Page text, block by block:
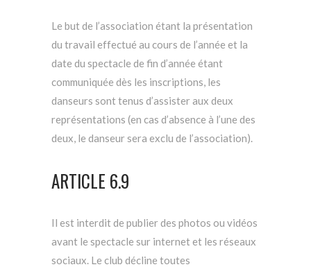
Le but de l’association étant la présentation
du travail effectué au cours de l’année et la
date du spectacle de fin d’année étant
communiquée dès les inscriptions, les
danseurs sont tenus d’assister aux deux
représentations (en cas d’absence à l’une des
deux, le danseur sera exclu de l’association).
ARTICLE 6.9
Il est interdit de publier des photos ou vidéos
avant le spectacle sur internet et les réseaux
sociaux. Le club décline toutes